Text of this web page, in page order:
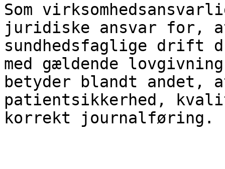
Som
juridiske ansvar for,
sundhedsfaglige drift
med gældende
betyder blandt andet,
patientsikkerhed,
korrekt journalføring.